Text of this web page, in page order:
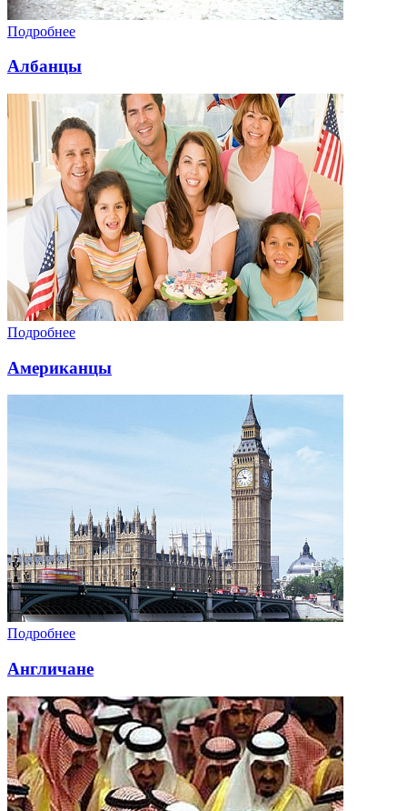
Подробнее
Албанцы
Подробнее
Американцы
Подробнее
Англичане